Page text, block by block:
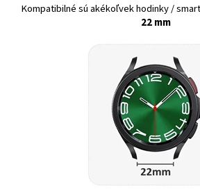
Kompatibilné sú akékoľvek hodinky /
22 mm